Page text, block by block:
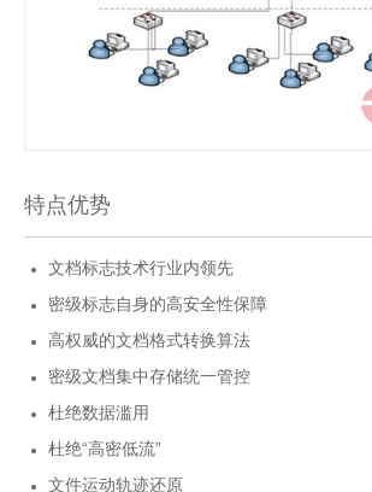
特点优势
文档标志技术行业内领先
密级标志自身的高安全性保障
高权威的文档格式转换算法
密级文档集中存储统一管控
杜绝数据滥用
杜绝“高密低流”
文件运动轨迹还原